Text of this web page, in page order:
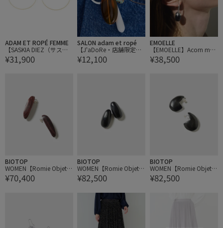
ADAM ET ROPÉ FEMME
【SASKIA DIEZ（サスキ
ア ディッツ）】WIRE EA
RRINGS NO3
¥31,900
SALON adam et ropé
【J'aDoRe・店舗限定】
【Sisi Joia（シシ ジョイ
ア）】KEYCHAIN
¥12,100
EMOELLE
【EMOELLE】Acorn moti
f earrings
¥38,500
BIOTOP
WOMEN【Romie Objett
i】Earring #1:
¥70,400
BIOTOP
WOMEN【Romie Objett
i】Earring #2
¥82,500
BIOTOP
WOMEN【Romie Objett
i】Earring #3
¥82,500